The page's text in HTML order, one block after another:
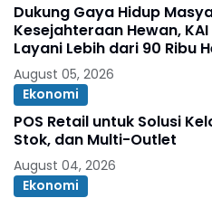
Dukung Gaya Hidup
Kesejahteraan Hewan,
Layani Lebih dari 90 Ribu
Peliharaan pada Semester
August 05, 2026
Ekonomi
POS Retail untuk Solusi
Stok, dan Multi-Outlet
August 04, 2026
Ekonomi